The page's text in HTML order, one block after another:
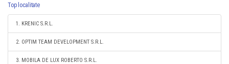
Top localitate
1. KRENIC S.R.L.
2. OPTIM TEAM DEVELOPMENT S.R.L.
3. MOBILA DE LUX ROBERTO S.R.L.